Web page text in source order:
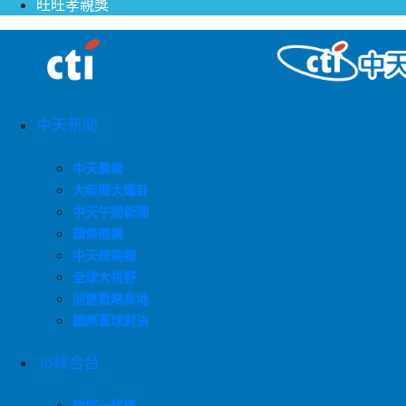
旺旺孝親獎
中天新聞
中天晨報
大新聞大爆卦
中天午間新聞
頭條開講
中天辣晚報
全球大視野
前進戰略高地
國際直球對決
36綜合台